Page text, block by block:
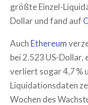
größte Einzel-
Dollar und fand auf
Auch Ethereum
bei 2.523 US-Dollar,
verliert sogar 4,7 %
Liquidationsdaten
Wochen des